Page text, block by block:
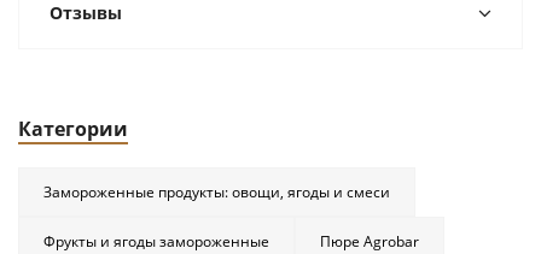
Отзывы
Категории
Замороженные продукты: овощи, ягоды и смеси
Фрукты и ягоды замороженные Пюре Agrobar